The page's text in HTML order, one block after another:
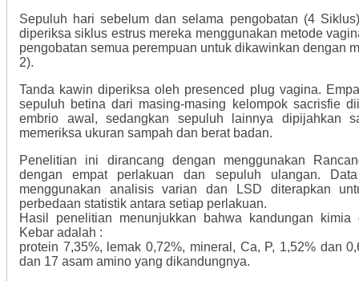
Sepuluh hari sebelum dan selama pengobatan (4
diperiksa siklus estrus mereka menggunakan metode
pengobatan semua perempuan untuk dikawinkan dengan
2).
Tanda kawin diperiksa oleh presenced plug vagina.
sepuluh betina dari masing-masing kelompok sacrisfie
embrio awal, sedangkan sepuluh lainnya dipijahkan
memeriksa ukuran sampah dan berat badan.
Penelitian ini dirancang dengan menggunakan
dengan empat perlakuan dan sepuluh ulangan.
menggunakan analisis varian dan LSD diterapkan
perbedaan statistik antara setiap perlakuan.
Hasil penelitian menunjukkan bahwa kandungan kimia
Kebar adalah :
protein 7,35%, lemak 0,72%, mineral, Ca, P, 1,52% dan
dan 17 asam amino yang dikandungnya.